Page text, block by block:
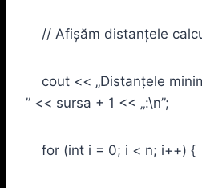
// Afișăm distanțele
cout << „Distanțele
” << sursa + 1 << „:\n”;
for (int i = 0; i < n; i++) {